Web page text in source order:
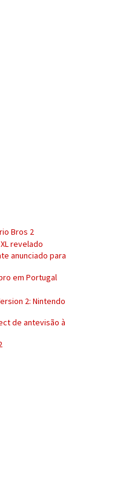
Bros 2
revelado
anunciado para
em Portugal
2: Nintendo
de antevisão à